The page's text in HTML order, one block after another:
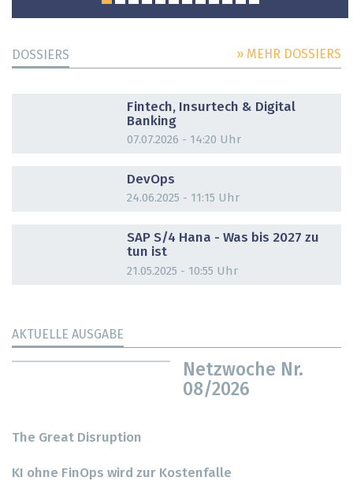
DOSSIERS » MEHR DOSSIERS
Fintech, Insurtech & Digital
Banking
07.07.2026 - 14:20 Uhr
DevOps
24.06.2025 - 11:15 Uhr
SAP S/4 Hana - Was bis 2027 zu
tun ist
21.05.2025 - 10:55 Uhr
AKTUELLE AUSGABE
Netzwoche Nr.
08/2026
The Great Disruption
KI ohne FinOps wird zur Kostenfalle